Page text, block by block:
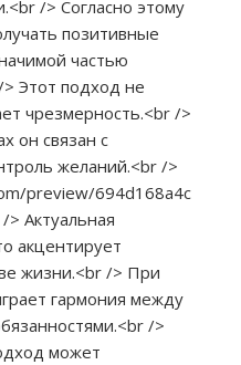
/> Согласно этому
позитивные
частью
Этот подход не
чрезмерность.<br />
он связан с
желаний.<br />
preview/694d168a4c
/> Актуальная
акцентирует
жизни.<br /> При
гармония между
/>
может